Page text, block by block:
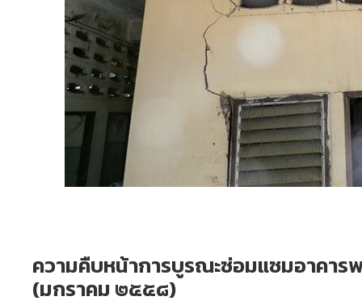
ความคืบหน้าการบูรณะซ่อมแซมอาคาร
(มกราคม ๒๕๕๘)